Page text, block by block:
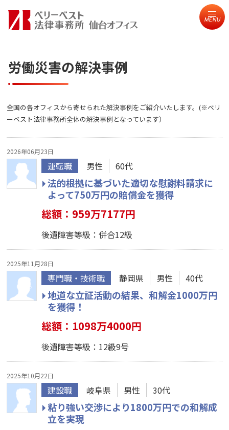
MENU
労働災害の解決事例
全国の各オフィスから寄せられた解決事例をご紹介いたします。(※ベリ
ーベスト法律事務所全体の解決事例となっています）
2026年06月23日
運転職 男性 60代
法的根拠に基づいた適切な慰謝料請求に
よって750万円の賠償金を獲得
総額：959万7177円
後遺障害等級：併合12級
2025年11月28日
専門職・技術職 静岡県 男性 40代
地道な立証活動の結果、和解金1000万円
を獲得！
総額：1098万4000円
後遺障害等級：12級9号
2025年10月22日
建設職 岐阜県 男性 30代
粘り強い交渉により1800万円での和解成
立を実現